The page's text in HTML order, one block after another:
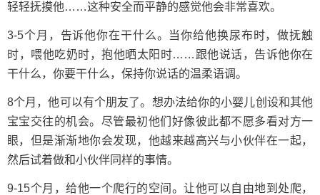
轻轻抚摸他……这种安全而平静的感觉他会非常喜欢。
3-5个月，告诉他你在干什么。当你给他换尿布时，做抚触
时，喂他吃奶时，抱他晒太阳时……跟他说话，告诉他你在
干什么，你要干什么，保持你说话的温柔语调。
8个月，他可以有个朋友了。想办法给你的小婴儿创设和其他
宝宝交往的机会。尽管最初他们好像彼此都不愿多看对方一
眼，但是渐渐地你会发现，他越来越高兴与小伙伴在一起，
然后试着做和小伙伴同样的事情。
9-15个月，给他一个爬行的空间。让他可以自由地到处爬，